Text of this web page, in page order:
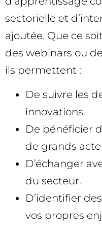
sectorielle et
ajoutée. Que ce
des webinars ou
ils permettent :
De suivre les
innovations.
De bénéficier
de grands
D’échanger
du secteur.
D’identifier
vos propres